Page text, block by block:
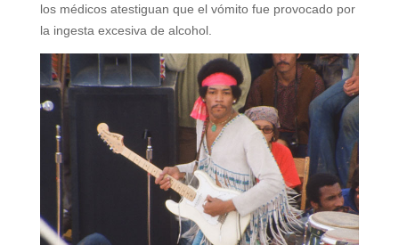
los médicos atestiguan que el vómito fue provocado por
la ingesta excesiva de alcohol.